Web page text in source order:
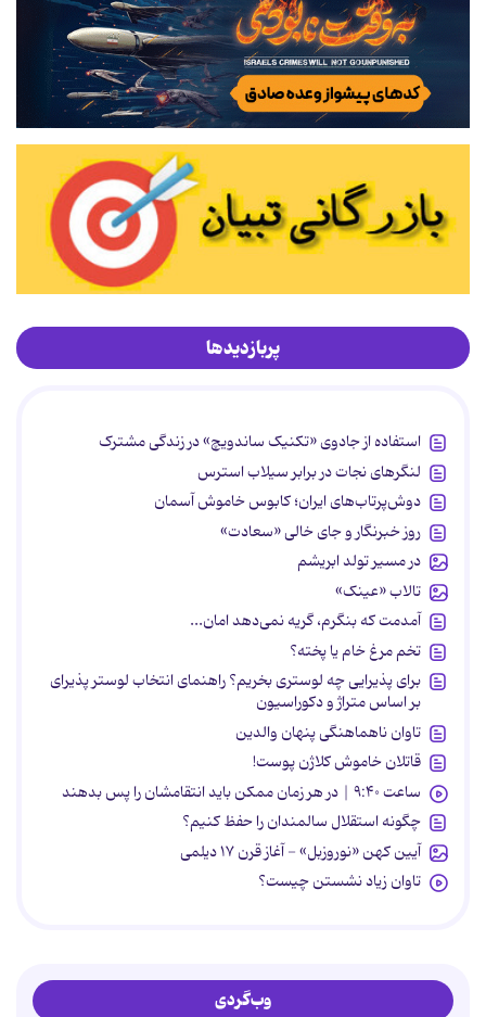
پربازدیدها
استفاده از جادوی «تکنیک ساندویچ» در زندگی مشترک
لنگرهای نجات در برابر سیلاب استرس
دوش‌پرتاب‌های ایران؛ کابوس خاموش آسمان
روز خبرنگار و جای خالی «سعادت»
در مسیر تولد ابریشم
تالاب «عینک»
آمدمت که بنگرم، گریه نمی‌دهد امان...
تخم مرغ خام یا پخته؟
برای پذیرایی چه لوستری بخریم؟ راهنمای انتخاب لوستر پذیرای
بر اساس متراژ و دکوراسیون
تاوان ناهماهنگی پنهان والدین
قاتلان خاموش کلاژن پوست!
ساعت ۹:۴۰ | در هر زمان ممکن باید انتقامشان را پس بدهند
چگونه استقلال سالمندان را حفظ کنیم؟
آیین کهن «نوروزبل» - آغاز قرن ۱۷ دیلمی
تاوان زیاد نشستن چیست؟
وب‌گردی